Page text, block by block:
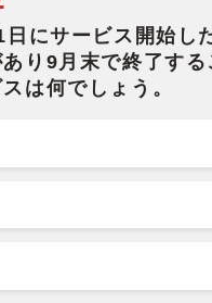
日にサービス開始し
あり9月末で終了す
は何でしょう。